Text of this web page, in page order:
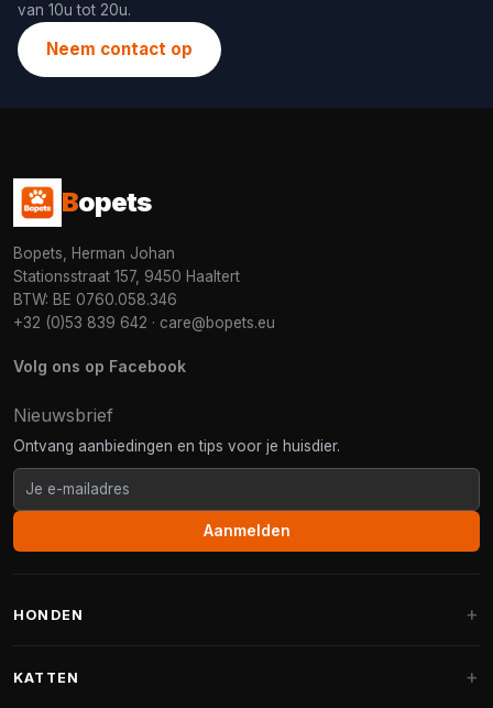
van 10u tot 20u.
Neem contact op
Bopets
Bopets, Herman Johan
Stationsstraat 157, 9450 Haaltert
BTW: BE 0760.058.346
+32 (0)53 839 642 · care@bopets.eu
Volg ons op Facebook
Nieuwsbrief
Ontvang aanbiedingen en tips voor je huisdier.
Aanmelden
HONDEN
KATTEN